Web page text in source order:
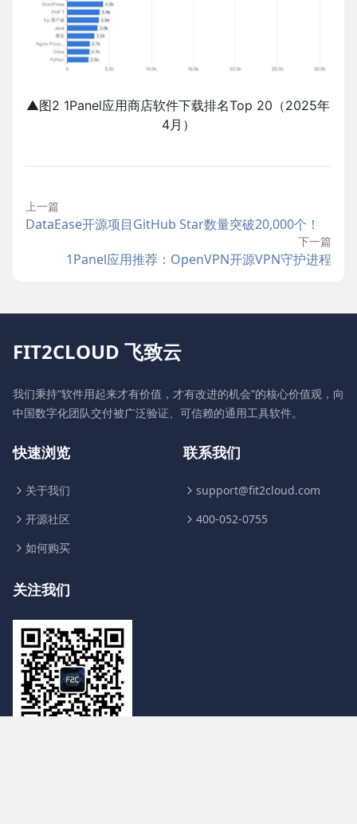
▲图2 1Panel应用商店软件下载排名Top 20（2025年
4月）
上一篇
DataEase开源项目GitHub Star数量突破20,000个！
下一篇
1Panel应用推荐：OpenVPN开源VPN守护进程
FIT2CLOUD 飞致云
我们秉持“软件用起来才有价值，才有改进的机会”的核心价值观，向
中国数字化团队交付被广泛验证、可信赖的通用工具软件。
快速浏览
关于我们
开源社区
如何购买
联系我们
support@fit2cloud.com
400-052-0755
关注我们